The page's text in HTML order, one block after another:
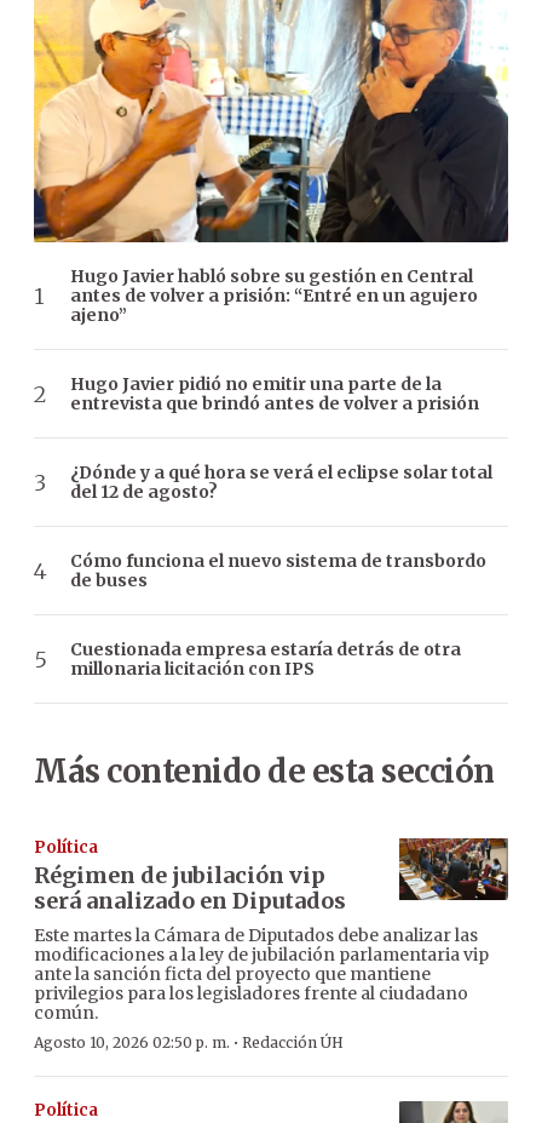
Hugo Javier habló sobre su gestión en Central
antes de volver a prisión: “Entré en un agujero
ajeno”
Hugo Javier pidió no emitir una parte de la
entrevista que brindó antes de volver a prisión
¿Dónde y a qué hora se verá el eclipse solar total
del 12 de agosto?
Cómo funciona el nuevo sistema de transbordo
de buses
Cuestionada empresa estaría detrás de otra
millonaria licitación con IPS
Más contenido de esta sección
Política
Régimen de jubilación vip
será analizado en Diputados
Este martes la Cámara de Diputados debe analizar las
modificaciones a la ley de jubilación parlamentaria vip
ante la sanción ficta del proyecto que mantiene
privilegios para los legisladores frente al ciudadano
común.
Agosto 10, 2026 02:50 p. m. · Redacción ÚH
Política